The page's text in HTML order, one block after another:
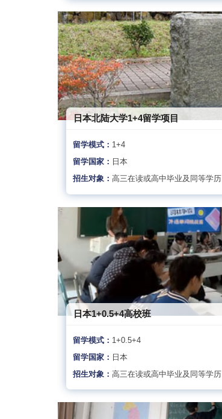
日本北陆大学1+4留学项目
留学模式： 1+4
留学国家： 日本
招生对象： 高三在读或高中毕业及同等学历
日本1+0.5+4高校班
留学模式： 1+0.5+4
留学国家： 日本
招生对象： 高三在读或高中毕业及同等学历